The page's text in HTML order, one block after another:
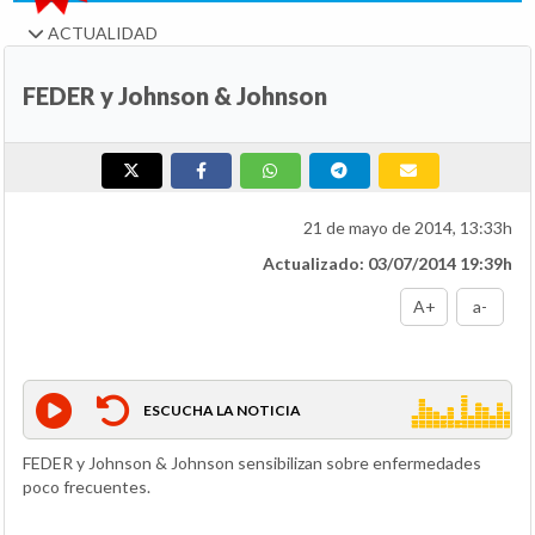
ACTUALIDAD
FEDER y Johnson & Johnson
21 de mayo de 2014, 13:33h
Actualizado: 03/07/2014 19:39h
A+ a-
ESCUCHA LA NOTICIA
FEDER y Johnson & Johnson sensibilizan sobre enfermedades
poco frecuentes.